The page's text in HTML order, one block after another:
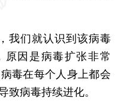
们就认识到该病毒
因是病毒扩张非常
毒在每个人身上都会
致病毒持续进化。